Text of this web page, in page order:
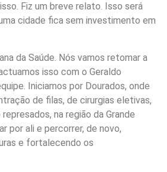
Fiz um breve relato. Isso será
cidade fica sem investimento em
da Saúde. Nós vamos retomar a
isso com o Geraldo
Iniciamos por Dourados, onde
de filas, de cirurgias eletivas,
na região da Grande
por ali e percorrer, de novo,
e fortalecendo os